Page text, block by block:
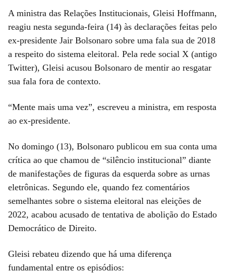
A ministra das Relações Institucionais, Gleisi Hoffmann,
reagiu nesta segunda-feira (14) às declarações feitas pelo
ex-presidente Jair Bolsonaro sobre uma fala sua de 2018
a respeito do sistema eleitoral. Pela rede social X (antigo
Twitter), Gleisi acusou Bolsonaro de mentir ao resgatar
sua fala fora de contexto.
“Mente mais uma vez”, escreveu a ministra, em resposta
ao ex-presidente.
No domingo (13), Bolsonaro publicou em sua conta uma
crítica ao que chamou de “silêncio institucional” diante
de manifestações de figuras da esquerda sobre as urnas
eletrônicas. Segundo ele, quando fez comentários
semelhantes sobre o sistema eleitoral nas eleições de
2022, acabou acusado de tentativa de abolição do Estado
Democrático de Direito.
Gleisi rebateu dizendo que há uma diferença
fundamental entre os episódios: